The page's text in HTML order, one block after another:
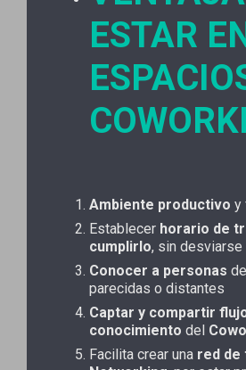
ESTAR
Ambiente productivo y
Establecer horario de
cumplirlo, sin desviarse
Conocer a personas
parecidas o distantes
Captar y compartir
conocimiento del
Facilita crear una red de